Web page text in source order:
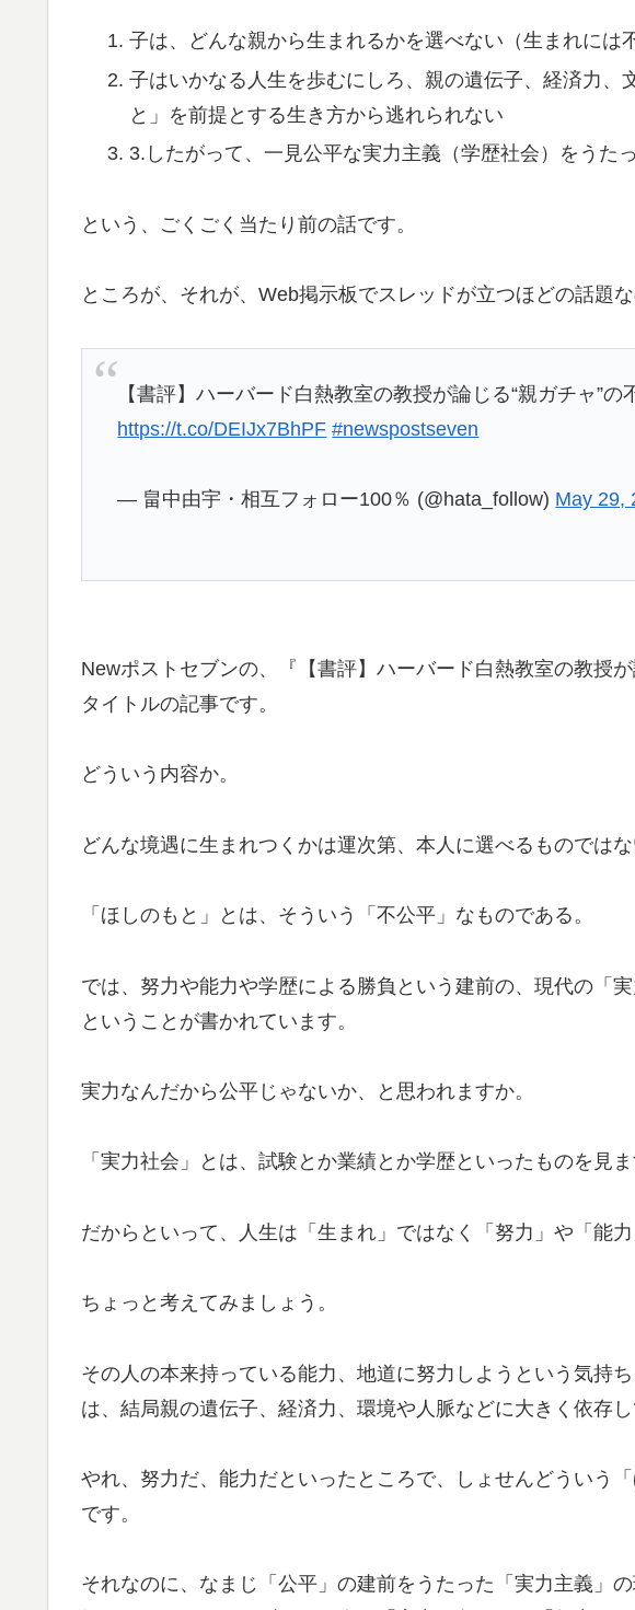
子は、どんな親から生まれるかを選べない（生まれには
子はいかなる人生を歩むにしろ、親の遺伝子、経済力、
と」を前提とする生き方から逃れられない
3.したがって、一見公平な実力主義（学歴社会）をうた
という、ごくごく当たり前の話です。
ところが、それが、Web掲示板でスレッドが立つほどの話題な
【書評】ハーバード白熱教室の教授が論じる“親ガチャ”
https://t.co/DEIJx7BhPF #newspostseven
— 畠中由宇・相互フォロー100％ (@hata_follow) May 29,
Newポストセブンの、『【書評】ハーバード白熱教室の教授
タイトルの記事です。
どういう内容か。
どんな境遇に生まれつくかは運次第、本人に選べるものではな
「ほしのもと」とは、そういう「不公平」なものである。
では、努力や能力や学歴による勝負という建前の、現代の「
ということが書かれています。
実力なんだから公平じゃないか、と思われますか。
「実力社会」とは、試験とか業績とか学歴といったものを見
だからといって、人生は「生まれ」ではなく「努力」や「能力
ちょっと考えてみましょう。
その人の本来持っている能力、地道に努力しようという気持
は、結局親の遺伝子、経済力、環境や人脈などに大きく依存
やれ、努力だ、能力だといったところで、しょせんどういう
です。
それなのに、なまじ「公平」の建前をうたった「実力主義」